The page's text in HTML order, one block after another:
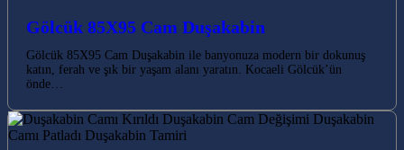
Gölcük 85X95 Cam Duşakabin
Gölcük 85X95 Cam Duşakabin ile banyonuza modern bir dokunuş
katın, ferah ve şık bir yaşam alanı yaratın. Kocaeli Gölcük’ün
önde…